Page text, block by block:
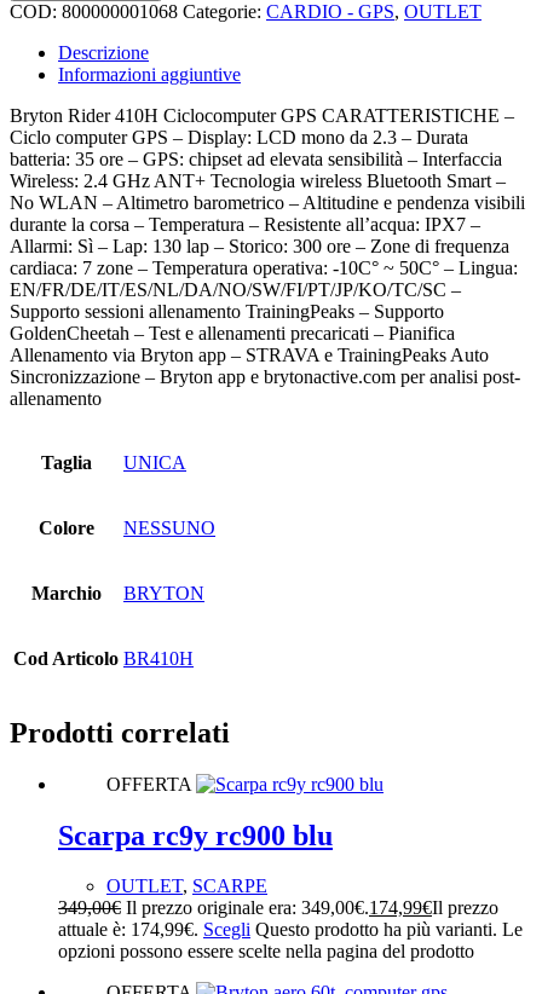
COD: 800000001068 Categorie: CARDIO - GPS, OUTLET
Descrizione
Informazioni aggiuntive
Bryton Rider 410H Ciclocomputer GPS CARATTERISTICHE –
Ciclo computer GPS – Display: LCD mono da 2.3 – Durata
batteria: 35 ore – GPS: chipset ad elevata sensibilità – Interfaccia
Wireless: 2.4 GHz ANT+ Tecnologia wireless Bluetooth Smart –
No WLAN – Altimetro barometrico – Altitudine e pendenza visibili
durante la corsa – Temperatura – Resistente all’acqua: IPX7 –
Allarmi: Sì – Lap: 130 lap – Storico: 300 ore – Zone di frequenza
cardiaca: 7 zone – Temperatura operativa: -10C° ~ 50C° – Lingua:
EN/FR/DE/IT/ES/NL/DA/NO/SW/FI/PT/JP/KO/TC/SC –
Supporto sessioni allenamento TrainingPeaks – Supporto
GoldenCheetah – Test e allenamenti precaricati – Pianifica
Allenamento via Bryton app – STRAVA e TrainingPeaks Auto
Sincronizzazione – Bryton app e brytonactive.com per analisi post-
allenamento
Taglia UNICA
Colore NESSUNO
Marchio BRYTON
Cod Articolo BR410H
Prodotti correlati
OFFERTA
Scarpa rc9y rc900 blu
OUTLET, SCARPE
349,00€ Il prezzo originale era: 349,00€.174,99€Il prezzo
attuale è: 174,99€. Scegli Questo prodotto ha più varianti. Le
opzioni possono essere scelte nella pagina del prodotto